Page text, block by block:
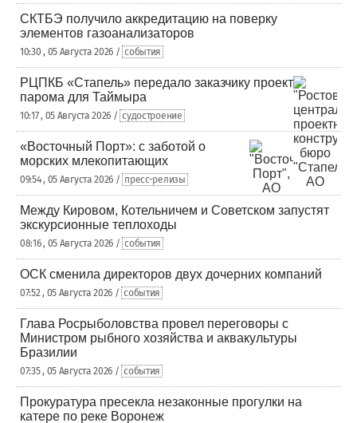
СКТБЭ получило аккредитацию на поверку
элементов газоанализаторов
10:30 , 05 Августа 2026 / события
РЦПКБ «Стапель» передало заказчику проект
парома для Таймыра
10:17 , 05 Августа 2026 / судостроение
«Восточный Порт»: с заботой о
морских млекопитающих
09:54 , 05 Августа 2026 / пресс-релизы
Между Кировом, Котельничем и Советском запустят
экскурсионные теплоходы
08:16 , 05 Августа 2026 / события
ОСК сменила директоров двух дочерних компаний
07:52 , 05 Августа 2026 / события
Глава Росрыболовства провел переговоры с
Министром рыбного хозяйства и аквакультуры
Бразилии
07:35 , 05 Августа 2026 / события
Прокуратура пресекла незаконные прогулки на
катере по реке Воронеж